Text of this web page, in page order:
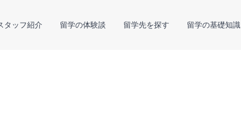
タッフ紹介 留学の体験談 留学先を探す 留学の基礎知識